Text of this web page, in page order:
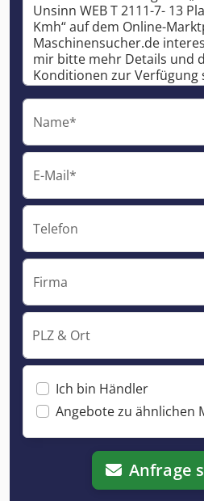
Name*
E-Mail*
Telefon
Firma
PLZ & Ort
Ich bin Händler
Angebote zu ähnlichen
Anfrage